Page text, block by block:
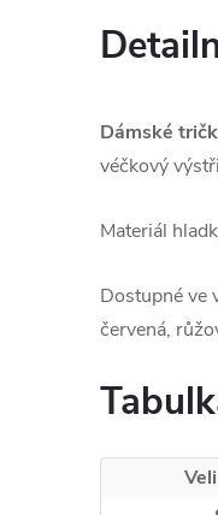
Dámské
véčkový
Materiál
Dostupné ve
červená,